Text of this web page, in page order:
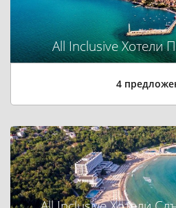
All Inclusive Хотели
4